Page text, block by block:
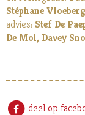
Stéphane
advies: Stef De
De Mol, Davey
deel op